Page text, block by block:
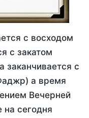
с восходом
с закатом
заканчивается с
а время
Вечерней
сегодня